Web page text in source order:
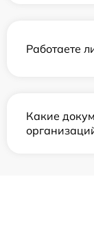
Работаете
Какие